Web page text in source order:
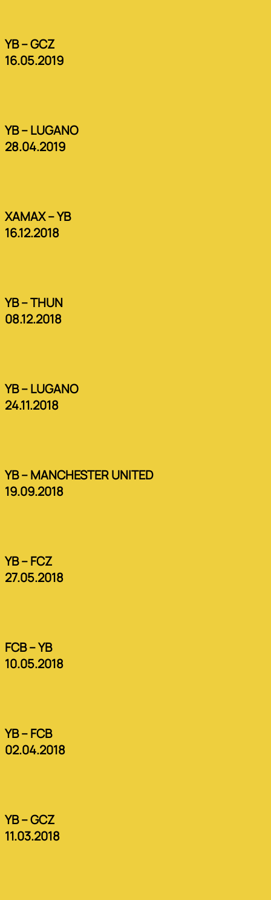
YB – GCZ
16.05.2019
YB – LUGANO
28.04.2019
XAMAX – YB
16.12.2018
YB – THUN
08.12.2018
YB – LUGANO
24.11.2018
YB – MANCHESTER UNITED
19.09.2018
YB – FCZ
27.05.2018
FCB – YB
10.05.2018
YB – FCB
02.04.2018
YB – GCZ
11.03.2018